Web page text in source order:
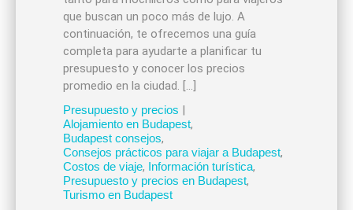
que buscan un poco más de lujo. A
continuación, te ofrecemos una guía
completa para ayudarte a planificar tu
presupuesto y conocer los precios
promedio en la ciudad. […]
Presupuesto y precios |
Alojamiento en Budapest,
Budapest consejos,
Consejos prácticos para viajar a Budapest,
Costos de viaje, Información turística,
Presupuesto y precios en Budapest,
Turismo en Budapest